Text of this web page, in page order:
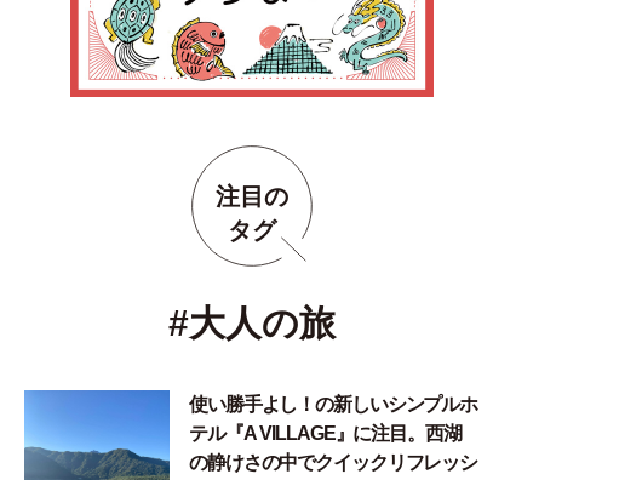
注目の
タグ
#大人の旅
使い勝手よし！の新しいシンプルホ
テル『A VILLAGE』に注目。西湖
の静けさの中でクイックリフレッシ